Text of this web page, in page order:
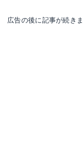
広告の後に記事が続き